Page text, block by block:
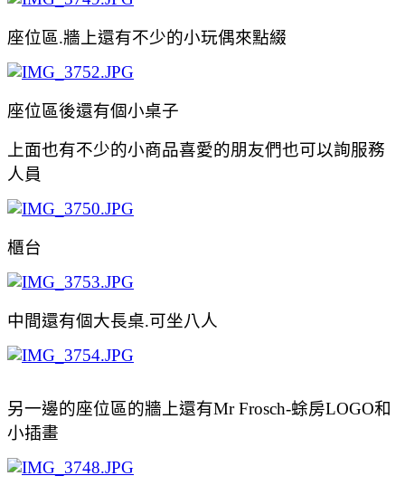
座位區.牆上還有不少的小玩偶來點綴
座位區後還有個小桌子
上面也有不少的小商品喜愛的朋友們也可以詢服務
人員
櫃台
中間還有個大長桌.可坐八人
另一邊的座位區的牆上還有Mr Frosch-蜍房LOGO和
小插畫